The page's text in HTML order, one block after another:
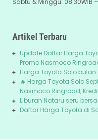
Sabtu & Minggu: 08:30WIB –
Artikel Terbaru
Update Daftar Harga
Promo Nasmoco
Harga Toyota Solo bulan
🔥 Harga Toyota Solo
Nasmoco Ringroad,
Liburan Nataru seru
Daftar Harga Toyota di